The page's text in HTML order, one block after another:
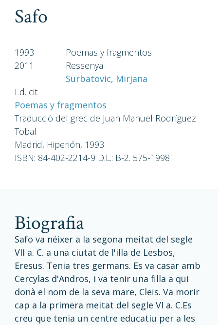
Safo
1993
Poemas y fragmentos
2011
Ressenya
Surbatovic, Mirjana
Ed. cit
Poemas y fragmentos
Traducció del grec de Juan Manuel Rodríguez
Tobal
Madrid, Hiperión, 1993
ISBN: 84-402-2214-9 D.L.: B-2. 575-1998
biografia
Safo va néixer a la segona meitat del segle
VII a. C. a una ciutat de l'illa de Lesbos,
Eresus. Tenia tres germans. Es va casar amb
Cercylas d'Andros, i va tenir una filla a qui
donà el nom de la seva mare, Cleïs. Va morir
cap a la primera meitat del segle VI a. C.Es
creu que tenia un centre educatiu per a les